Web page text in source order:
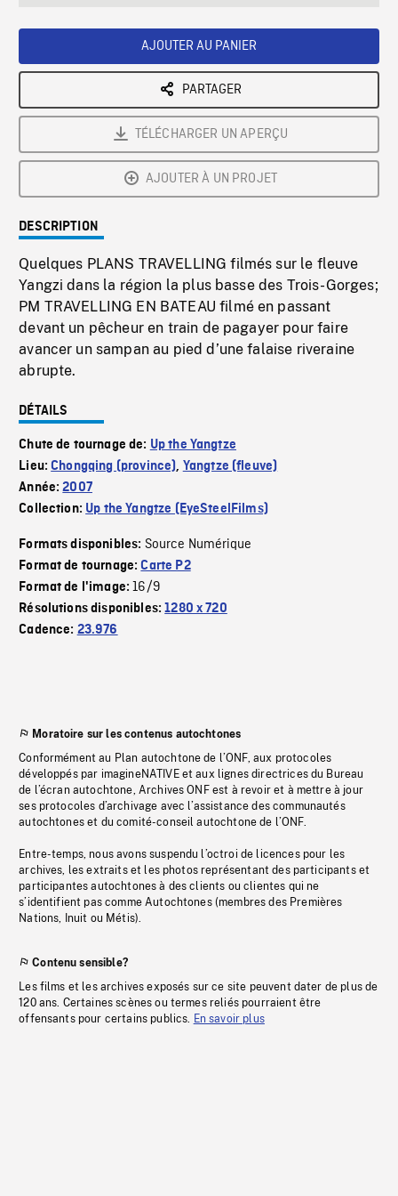
AJOUTER AU PANIER
PARTAGER
TÉLÉCHARGER UN APERÇU
AJOUTER À UN PROJET
DESCRIPTION
Quelques PLANS TRAVELLING filmés sur le fleuve
Yangzi dans la région la plus basse des Trois-Gorges;
PM TRAVELLING EN BATEAU filmé en passant
devant un pêcheur en train de pagayer pour faire
avancer un sampan au pied d’une falaise riveraine
abrupte.
DÉTAILS
Chute de tournage de: Up the Yangtze
Lieu:Chongqing (province), Yangtze (fleuve)
Année:2007
Collection: Up the Yangtze (EyeSteelFilms)
Formats disponibles: Source Numérique
Format de tournage:Carte P2
Format de l'image:16/9
Résolutions disponibles:1280 x 720
Cadence: 23.976
Moratoire sur les contenus autochtones
Conformément au Plan autochtone de l’ONF, aux protocoles
développés par imagineNATIVE et aux lignes directrices du Bureau
de l’écran autochtone, Archives ONF est à revoir et à mettre à jour
ses protocoles d’archivage avec l’assistance des communautés
autochtones et du comité-conseil autochtone de l’ONF.
Entre-temps, nous avons suspendu l’octroi de licences pour les
archives, les extraits et les photos représentant des participants et
participantes autochtones à des clients ou clientes qui ne
s’identifient pas comme Autochtones (membres des Premières
Nations, Inuit ou Métis).
Contenu sensible?
Les films et les archives exposés sur ce site peuvent dater de plus de
120 ans. Certaines scènes ou termes reliés pourraient être
offensants pour certains publics. En savoir plus